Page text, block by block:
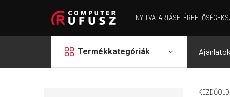
NYITVATARTÁSELÉRHETŐSÉGEK
grid Termékkategóriák Ajánlatok